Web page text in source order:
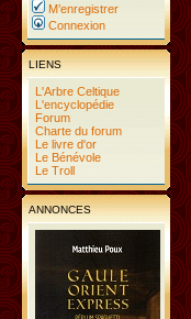
M’enregistrer
Connexion
LIENS
L'Arbre Celtique
L'encyclopédie
Forum
Charte du forum
Le livre d'or
Le Bénévole
Le Troll
ANNONCES